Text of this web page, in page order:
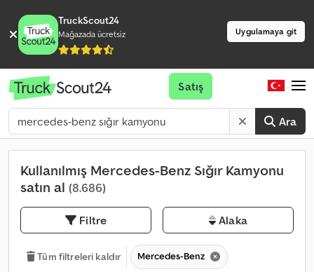
TruckScout24
Mağazada ücretsiz Uygulamaya git
Ara
Satış
Kullanılmış Mercedes-Benz Sığır Kamyonu
satın al (8.686)
Filtre Alaka
Tüm filtreleri kaldır Mercedes-Benz